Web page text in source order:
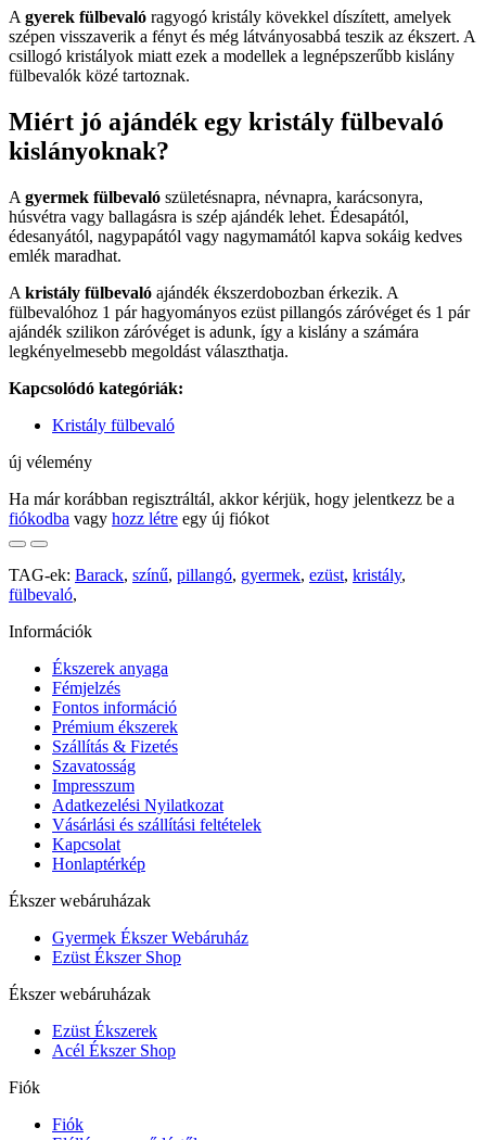
A gyerek fülbevaló ragyogó kristály kövekkel díszített, amelyek
szépen visszaverik a fényt és még látványosabbá teszik az ékszert. A
csillogó kristályok miatt ezek a modellek a legnépszerűbb kislány
fülbevalók közé tartoznak.
Miért jó ajándék egy kristály fülbevaló
kislányoknak?
A gyermek fülbevaló születésnapra, névnapra, karácsonyra,
húsvétra vagy ballagásra is szép ajándék lehet. Édesapától,
édesanyától, nagypapától vagy nagymamától kapva sokáig kedves
emlék maradhat.
A kristály fülbevaló ajándék ékszerdobozban érkezik. A
fülbevalóhoz 1 pár hagyományos ezüst pillangós záróvéget és 1 pár
ajándék szilikon záróvéget is adunk, így a kislány a számára
legkényelmesebb megoldást választhatja.
Kapcsolódó kategóriák:
Kristály fülbevaló
új vélemény
Ha már korábban regisztráltál, akkor kérjük, hogy jelentkezz be a
fiókodba vagy hozz létre egy új fiókot
TAG-ek: Barack, színű, pillangó, gyermek, ezüst, kristály,
fülbevaló,
Információk
Ékszerek anyaga
Fémjelzés
Fontos információ
Prémium ékszerek
Szállítás & Fizetés
Szavatosság
Impresszum
Adatkezelési Nyilatkozat
Vásárlási és szállítási feltételek
Kapcsolat
Honlaptérkép
Ékszer webáruházak
Gyermek Ékszer Webáruház
Ezüst Ékszer Shop
Ékszer webáruházak
Ezüst Ékszerek
Acél Ékszer Shop
Fiók
Fiók